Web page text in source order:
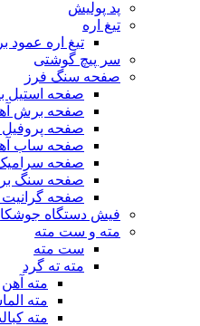
پد پولیش
تیغ اره
تیغ اره عمود بر
سر پیچ گوشتی
صفحه سنگ فرز
صفحه استیل
صفحه برش
صفحه پروفیل
صفحه ساب
صفحه سرامیک
صفحه سنگ بر
صفحه گرانیت
فیش دستگاه
مته و ست مته
ست مته
مته ته گرد
مته آهن
مته
مته